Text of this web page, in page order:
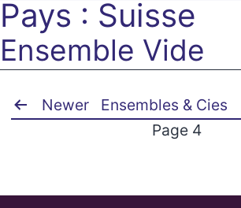
Aller
au
contenu
Pays : Suisse
Ensemble Vide
Pagination
Newer Ensembles & Cies
Page 4